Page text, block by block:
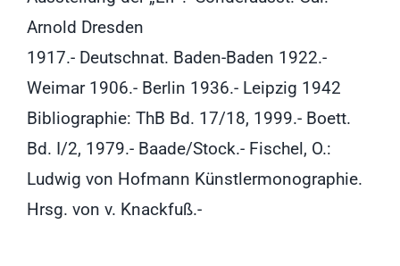
Arnold Dresden
1917.- Deutschnat. Baden-Baden 1922.-
Weimar 1906.- Berlin 1936.- Leipzig 1942
Bibliographie: ThB Bd. 17/18, 1999.- Boett.
Bd. I/2, 1979.- Baade/Stock.- Fischel, O.:
Ludwig von Hofmann Künstlermonographie.
Hrsg. von v. Knackfuß.-